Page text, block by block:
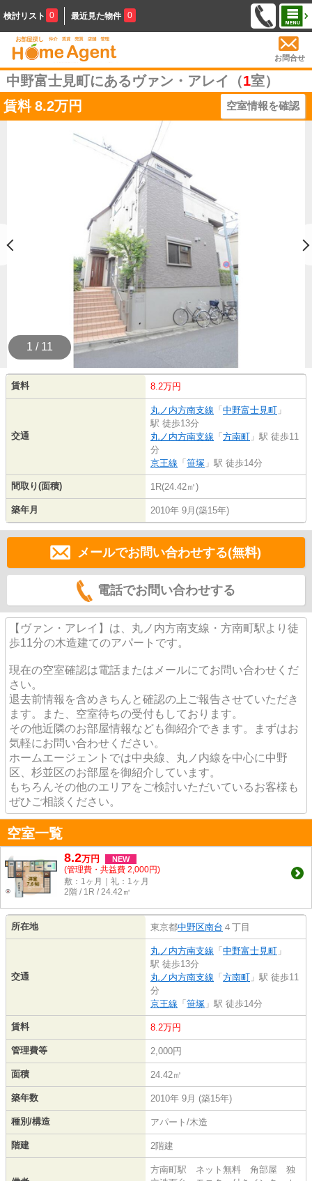
検討リスト 0 最近見た物件 0
お問合せ
中野富士見町にあるヴァン・アレイ（1室）
賃料 8.2万円 空室情報を確認
1 / 11
賃料 8.2万円
交通
丸ノ内方南支線 「 中野富士見町 」
駅 徒歩13分
丸ノ内方南支線 「 方南町 」駅 徒歩11
分
京王線 「 笹塚 」駅 徒歩14分
間取り(面積) 1R(24.42㎡)
築年月 2010年 9月(築15年)
メールでお問い合わせする(無料)
電話でお問い合わせする
【ヴァン・アレイ】は、丸ノ内方南支線・方南町駅より徒
歩11分の木造建てのアパートです。
現在の空室確認は電話またはメールにてお問い合わせくだ
さい。
退去前情報を含めきちんと確認の上ご報告させていただき
ます。また、空室待ちの受付もしております。
その他近隣のお部屋情報なども御紹介できます。まずはお
気軽にお問い合わせください。
ホームエージェントでは中央線、丸ノ内線を中心に中野
区、杉並区のお部屋を御紹介しています。
もちろんその他のエリアをご検討いただいているお客様も
ぜひご相談ください。
空室一覧
8.2万円 NEW
(管理費・共益費 2,000円)
敷：1ヶ月｜礼：1ヶ月
2階 / 1R / 24.42㎡
所在地 東京都中野区南台 ４丁目
交通
丸ノ内方南支線 「 中野富士見町 」
駅 徒歩13分
丸ノ内方南支線 「 方南町 」駅 徒歩11
分
京王線 「 笹塚 」駅 徒歩14分
賃料 8.2万円
管理費等 2,000円
面積 24.42㎡
築年数 2010年 9月 (築15年)
種別/構造 アパート/木造
階建 2階建
方南町駅 ネット無料 角部屋 独